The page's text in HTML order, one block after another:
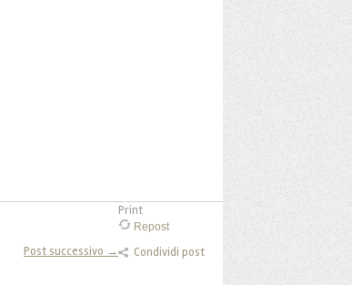
Print
Repost
Condividi post
Post successivo →